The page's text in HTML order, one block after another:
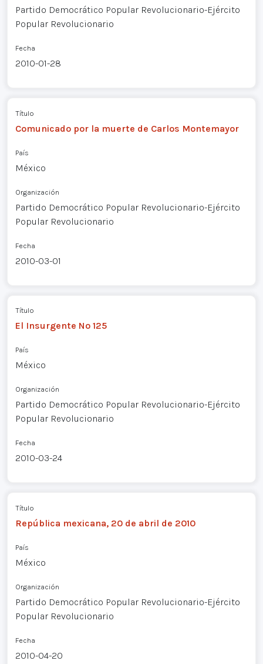
Partido Democrático Popular Revolucionario-Ejército
Popular Revolucionario
Fecha
2010-01-28
Título
Comunicado por la muerte de Carlos Montemayor
País
México
Organización
Partido Democrático Popular Revolucionario-Ejército
Popular Revolucionario
Fecha
2010-03-01
Título
El Insurgente Nº 125
País
México
Organización
Partido Democrático Popular Revolucionario-Ejército
Popular Revolucionario
Fecha
2010-03-24
Título
República mexicana, 20 de abril de 2010
País
México
Organización
Partido Democrático Popular Revolucionario-Ejército
Popular Revolucionario
Fecha
2010-04-20